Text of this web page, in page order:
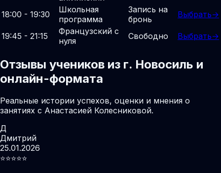
18:00 - 19:30
Школьная
программа
Запись на
бронь
Выбрать→
19:45 - 21:15
Французский с
нуля
Свободно Выбрать→
Отзывы учеников из г. Новосиль и
онлайн-формата
Реальные истории успехов, оценки и мнения о
занятиях с Анастасией Колесниковой.
Д
Дмитрий
25.01.2026
⭐️⭐️⭐️⭐️⭐️